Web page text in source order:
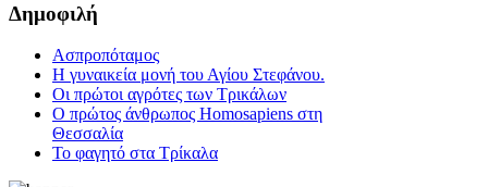
Δημοφιλή
Ασπροπόταμος
Η γυναικεία μονή του Αγίου Στεφάνου.
Οι πρώτοι αγρότες των Τρικάλων
Ο πρώτος άνθρωπος Homosapiens στη
Θεσσαλία
Το φαγητό στα Τρίκαλα